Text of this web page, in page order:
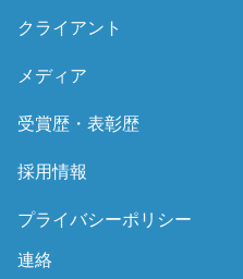
クライアント
メディア
受賞歴・表彰歴
採用情報
プライバシーポリシー
連絡